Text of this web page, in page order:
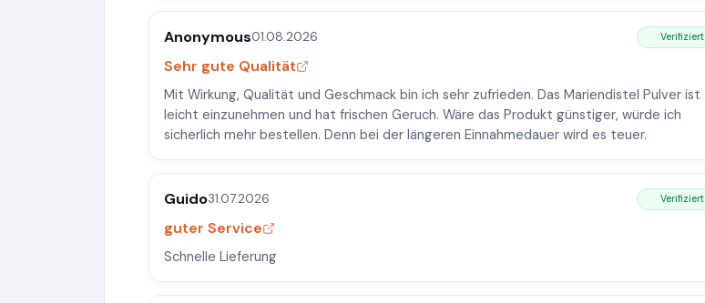
Anonymous01.08.2026 Verifiziert
Sehr gute Qualität
Mit Wirkung, Qualität und Geschmack bin ich sehr zufrieden. Das Mariendistel Pulver ist
leicht einzunehmen und hat frischen Geruch. Wäre das Produkt günstiger, würde ich
sicherlich mehr bestellen. Denn bei der längeren Einnahmedauer wird es teuer.
Guido31.07.2026 Verifiziert
guter Service
Schnelle Lieferung